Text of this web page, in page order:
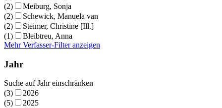
(2)
Meiburg, Sonja
(2)
Schewick, Manuela van
(2)
Steimer, Christine [Ill.]
(1)
Bleibtreu, Anna
Mehr Verfasser-Filter anzeigen
Jahr
Suche auf Jahr einschränken
(3)
2026
(5)
2025